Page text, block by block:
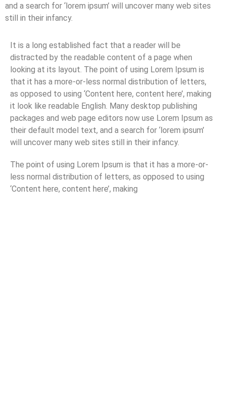
and a search for ‘lorem ipsum’ will uncover many web sites
still in their infancy.
It is a long established fact that a reader will be
distracted by the readable content of a page when
looking at its layout. The point of using Lorem Ipsum is
that it has a more-or-less normal distribution of letters,
as opposed to using ‘Content here, content here’, making
it look like readable English. Many desktop publishing
packages and web page editors now use Lorem Ipsum as
their default model text, and a search for ‘lorem ipsum’
will uncover many web sites still in their infancy.
The point of using Lorem Ipsum is that it has a more-or-
less normal distribution of letters, as opposed to using
‘Content here, content here’, making